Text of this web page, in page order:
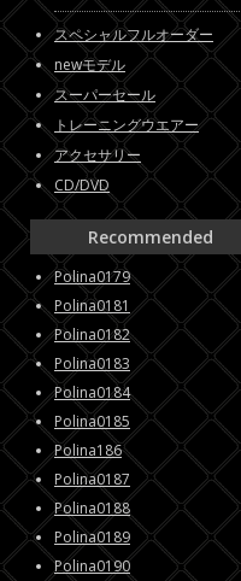
スペシャルフルオーダー
newモデル
スーパーセール
トレーニングウエアー
アクセサリー
CD/DVD
Recommended
Polina0179
Polina0181
Polina0182
Polina0183
Polina0184
Polina0185
Polina186
Polina0187
Polina0188
Polina0189
Polina0190